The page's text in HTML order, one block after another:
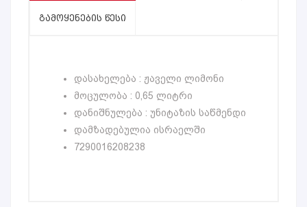
ᲒᲐᲛᲝᲧᲔᲜᲔᲑᲘᲡ ᲬᲔᲡᲘ
დასახელება : ჟაველი ლიმონი
მოცულობა : 0,65 ლიტრი
დანიშნულება : უნიტაზის საწმენდი
დამზადებულია ისრაელში
7290016208238